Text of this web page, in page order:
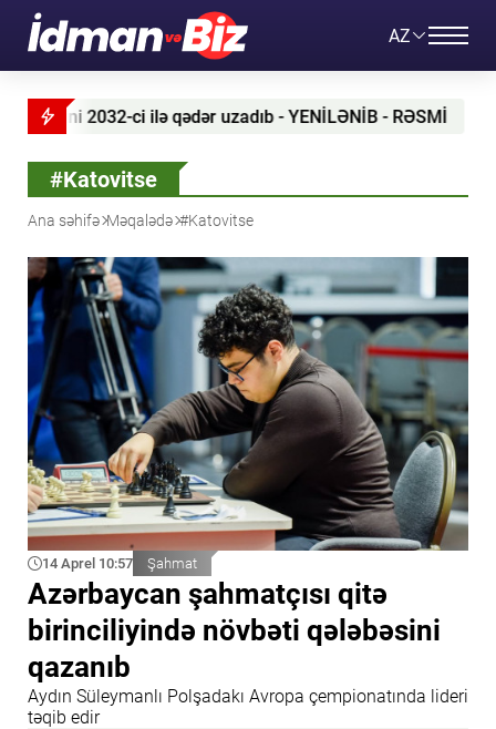
AZ
2032-ci ilə qədər uzadıb - YENİLƏNİB - RƏSMİ
#Katovitse
Ana səhifə Məqalədə #Katovitse
14 Aprel 10:57 Şahmat
Azərbaycan şahmatçısı qitə
birinciliyində növbəti qələbəsini
qazanıb
Aydın Süleymanlı Polşadakı Avropa çempionatında lideri
təqib edir